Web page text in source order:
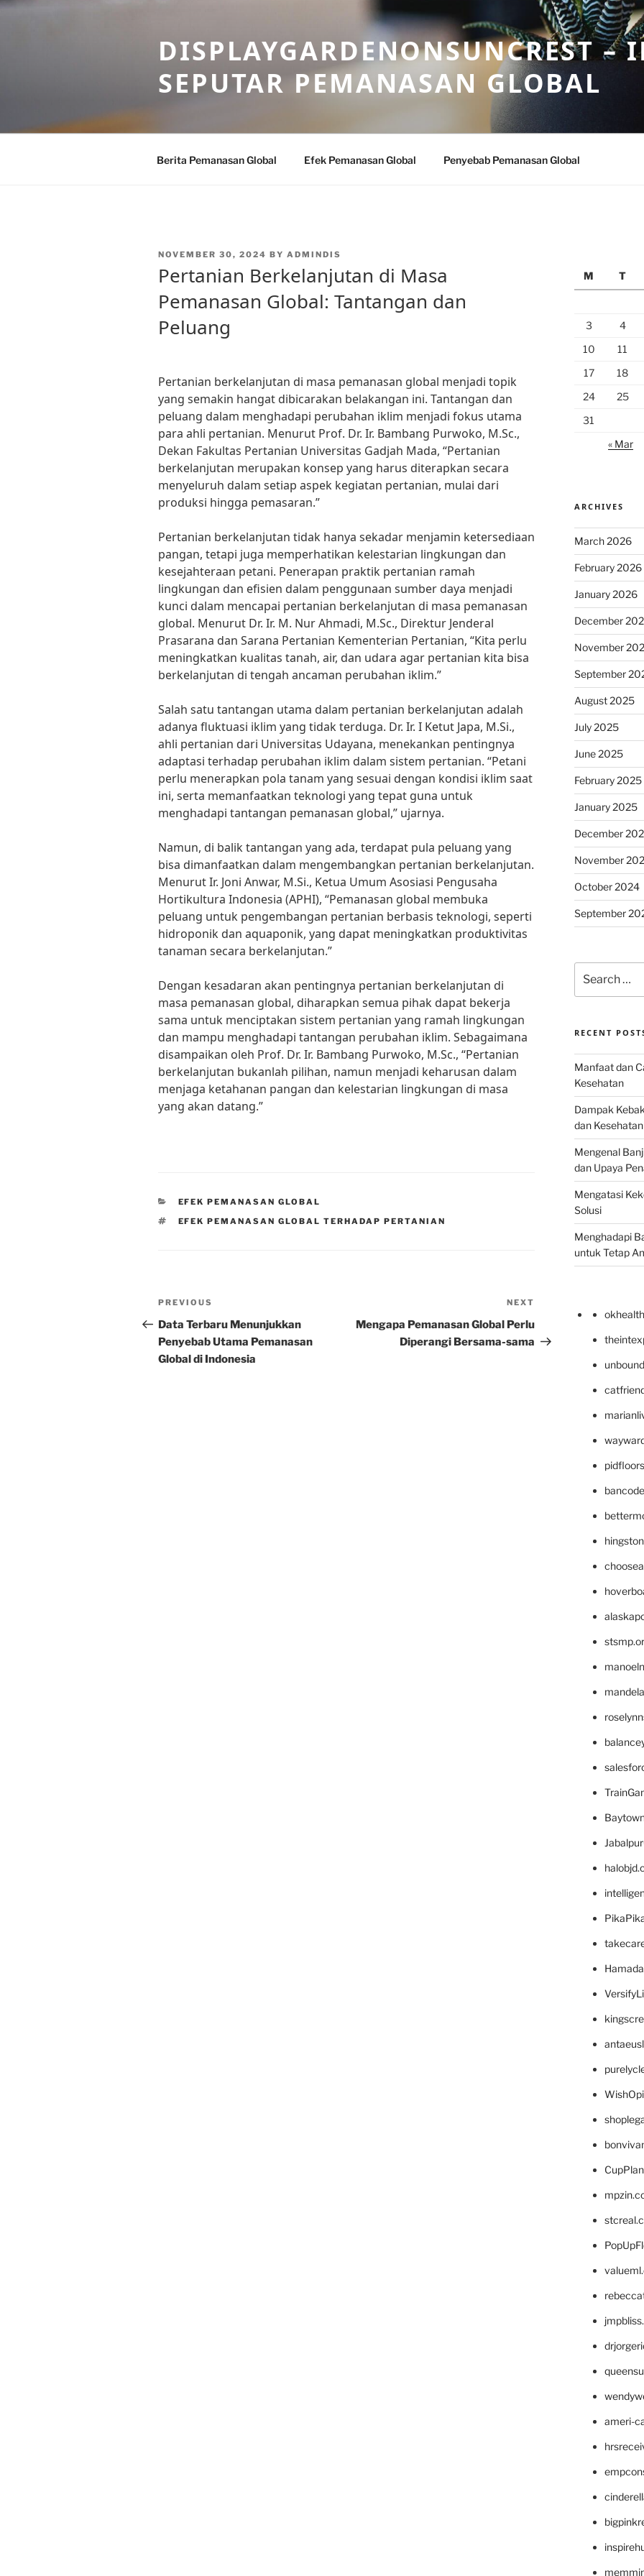
Skip
DISPLAYGARDENONSUNCREST –
SEPUTAR PEMANASAN GLOBAL
Berita Pemanasan Global Efek Pemanasan Global Penyebab Pemanasan Global
POSTED
NOVEMBER 30, 2024 BY ADMINDIS
Pertanian Berkelanjutan di Masa
Pemanasan Global: Tantangan dan
Peluang
Pertanian berkelanjutan di masa pemanasan global menjadi topik
yang semakin hangat dibicarakan belakangan ini. Tantangan dan
peluang dalam menghadapi perubahan iklim menjadi fokus utama
para ahli pertanian. Menurut Prof. Dr. Ir. Bambang Purwoko, M.Sc.,
Dekan Fakultas Pertanian Universitas Gadjah Mada, “Pertanian
berkelanjutan merupakan konsep yang harus diterapkan secara
menyeluruh dalam setiap aspek kegiatan pertanian, mulai dari
produksi hingga pemasaran.”
Pertanian berkelanjutan tidak hanya sekadar menjamin ketersediaan
pangan, tetapi juga memperhatikan kelestarian lingkungan dan
kesejahteraan petani. Penerapan praktik pertanian ramah
lingkungan dan efisien dalam penggunaan sumber daya menjadi
kunci dalam mencapai pertanian berkelanjutan di masa pemanasan
global. Menurut Dr. Ir. M. Nur Ahmadi, M.Sc., Direktur Jenderal
Prasarana dan Sarana Pertanian Kementerian Pertanian, “Kita perlu
meningkatkan kualitas tanah, air, dan udara agar pertanian kita bisa
berkelanjutan di tengah ancaman perubahan iklim.”
Salah satu tantangan utama dalam pertanian berkelanjutan adalah
adanya fluktuasi iklim yang tidak terduga. Dr. Ir. I Ketut Japa, M.Si.,
ahli pertanian dari Universitas Udayana, menekankan pentingnya
adaptasi terhadap perubahan iklim dalam sistem pertanian. “Petani
perlu menerapkan pola tanam yang sesuai dengan kondisi iklim saat
ini, serta memanfaatkan teknologi yang tepat guna untuk
menghadapi tantangan pemanasan global,” ujarnya.
Namun, di balik tantangan yang ada, terdapat pula peluang yang
bisa dimanfaatkan dalam mengembangkan pertanian berkelanjutan.
Menurut Ir. Joni Anwar, M.Si., Ketua Umum Asosiasi Pengusaha
Hortikultura Indonesia (APHI), “Pemanasan global membuka
peluang untuk pengembangan pertanian berbasis teknologi, seperti
hidroponik dan aquaponik, yang dapat meningkatkan produktivitas
tanaman secara berkelanjutan.”
Dengan kesadaran akan pentingnya pertanian berkelanjutan di
masa pemanasan global, diharapkan semua pihak dapat bekerja
sama untuk menciptakan sistem pertanian yang ramah lingkungan
dan mampu menghadapi tantangan perubahan iklim. Sebagaimana
disampaikan oleh Prof. Dr. Ir. Bambang Purwoko, M.Sc., “Pertanian
berkelanjutan bukanlah pilihan, namun menjadi keharusan dalam
menjaga ketahanan pangan dan kelestarian lingkungan di masa
yang akan datang.”
CATEGORIES
EFEK PEMANASAN GLOBAL
TAGS
EFEK PEMANASAN GLOBAL TERHADAP PERTANIAN
Post
navigation
Previous
Post
PREVIOUS
Data Terbaru Menunjukkan
Penyebab Utama Pemanasan
Global di Indonesia
Post
NEXT
Mengapa Pemanasan Global Perlu
Diperangi Bersama-sama
M
T
3
4
10
11
17
18
24
25
31
« Mar
ARCHIVES
March 2026
February 2026
January 2026
December
November
September
August 2025
July 2025
June 2025
February 2025
January 2025
December
November
October 2024
September
for:
RECENT
Manfaat dan
Kesehatan
Dampak
dan
Mengenal
dan Upaya
Mengatasi
Solusi
Menghadapi
untuk Tetap
ameri-